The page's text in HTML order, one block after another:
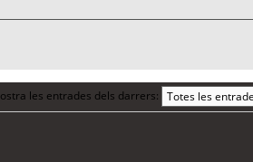
les entrades dels darrers: